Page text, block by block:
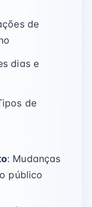
de
dias e
de
: Mudanças
público